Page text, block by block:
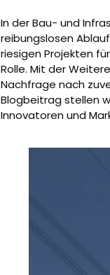
In der Bau- und
reibungslosen
riesigen Projekten
Rolle. Mit der
Nachfrage nach
Blogbeitrag stellen
Innovatoren und